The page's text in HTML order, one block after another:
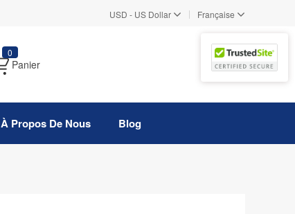
USD - US Dollar | Française
0
Panier
À Propos De Nous Blog